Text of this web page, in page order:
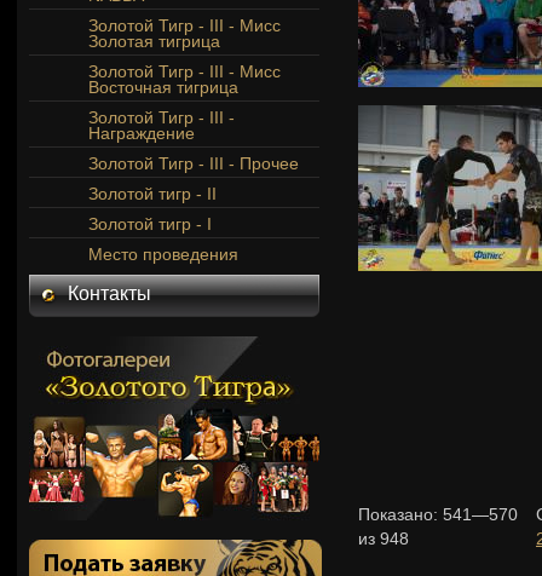
Золотой Тигр - III - Мисс
Золотая тигрица
Золотой Тигр - III - Мисс
Восточная тигрица
Золотой Тигр - III -
Награждение
Золотой Тигр - III - Прочее
Золотой тигр - II
Золотой тигр - I
Место проведения
Контакты
Показано: 541—570
из 948